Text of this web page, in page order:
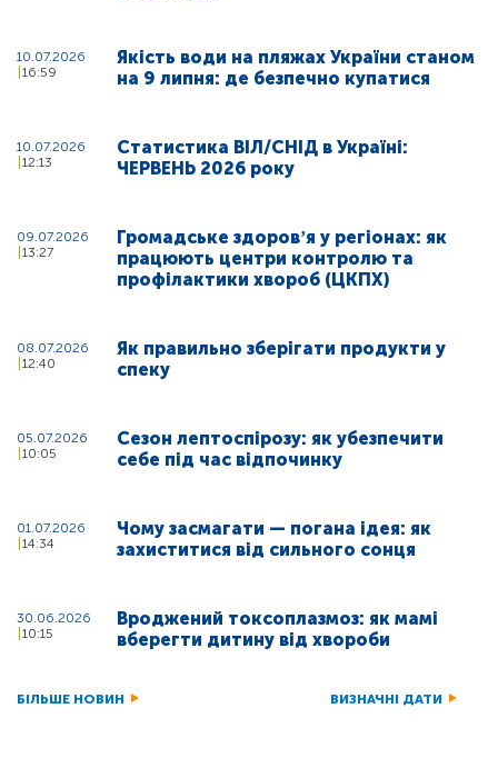
10.07.2026
16:59
Якість води на пляжах України станом
на 9 липня: де безпечно купатися
10.07.2026
12:13
Статистика ВІЛ/СНІД в Україні:
ЧЕРВЕНЬ 2026 року
09.07.2026
13:27
Громадське здоровʼя у регіонах: як
працюють центри контролю та
профілактики хвороб (ЦКПХ)
08.07.2026
12:40
Як правильно зберігати продукти у
спеку
05.07.2026
10:05
Сезон лептоспірозу: як убезпечити
себе під час відпочинку
01.07.2026
14:34
Чому засмагати — погана ідея: як
захиститися від сильного сонця
30.06.2026
10:15
Вроджений токсоплазмоз: як мамі
вберегти дитину від хвороби
БІЛЬШЕ НОВИН ВИЗНАЧНІ ДАТИ